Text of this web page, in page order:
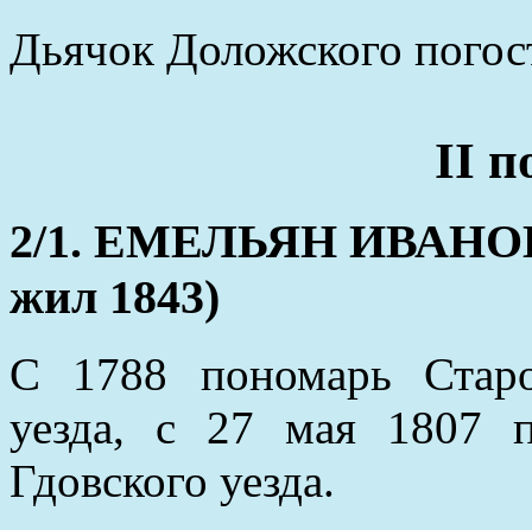
Дьячок Доложского
II
2/1. ЕМЕЛЬЯН ИВАНОВ
жил 1843)
С 1788 пономарь
уезда, с 27 мая 1807
Гдовского уезда.